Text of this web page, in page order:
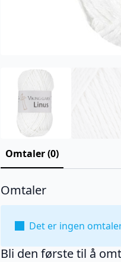
Omtaler (0)
Omtaler
Det er ingen
Bli den første til å